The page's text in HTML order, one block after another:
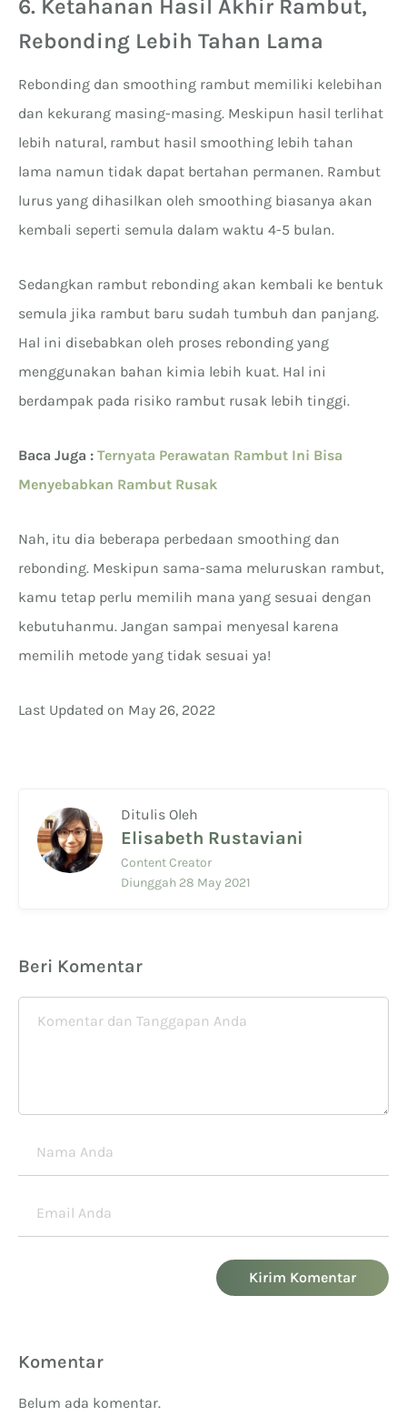
6. Ketahanan Hasil Akhir Rambut,
Rebonding Lebih Tahan Lama
Rebonding dan smoothing rambut memiliki kelebihan
dan kekurang masing-masing. Meskipun hasil terlihat
lebih natural, rambut hasil smoothing lebih tahan
lama namun tidak dapat bertahan permanen. Rambut
lurus yang dihasilkan oleh smoothing biasanya akan
kembali seperti semula dalam waktu 4-5 bulan.
Sedangkan rambut rebonding akan kembali ke bentuk
semula jika rambut baru sudah tumbuh dan panjang.
Hal ini disebabkan oleh proses rebonding yang
menggunakan bahan kimia lebih kuat. Hal ini
berdampak pada risiko rambut rusak lebih tinggi.
Baca Juga : Ternyata Perawatan Rambut Ini Bisa
Menyebabkan Rambut Rusak
Nah, itu dia beberapa perbedaan smoothing dan
rebonding. Meskipun sama-sama meluruskan rambut,
kamu tetap perlu memilih mana yang sesuai dengan
kebutuhanmu. Jangan sampai menyesal karena
memilih metode yang tidak sesuai ya!
Last Updated on May 26, 2022
Ditulis Oleh
Elisabeth Rustaviani
Content Creator
Diunggah 28 May 2021
Beri Komentar
Kirim Komentar
Komentar
Belum ada komentar.